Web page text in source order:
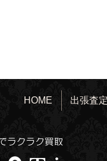
HOME 出張査